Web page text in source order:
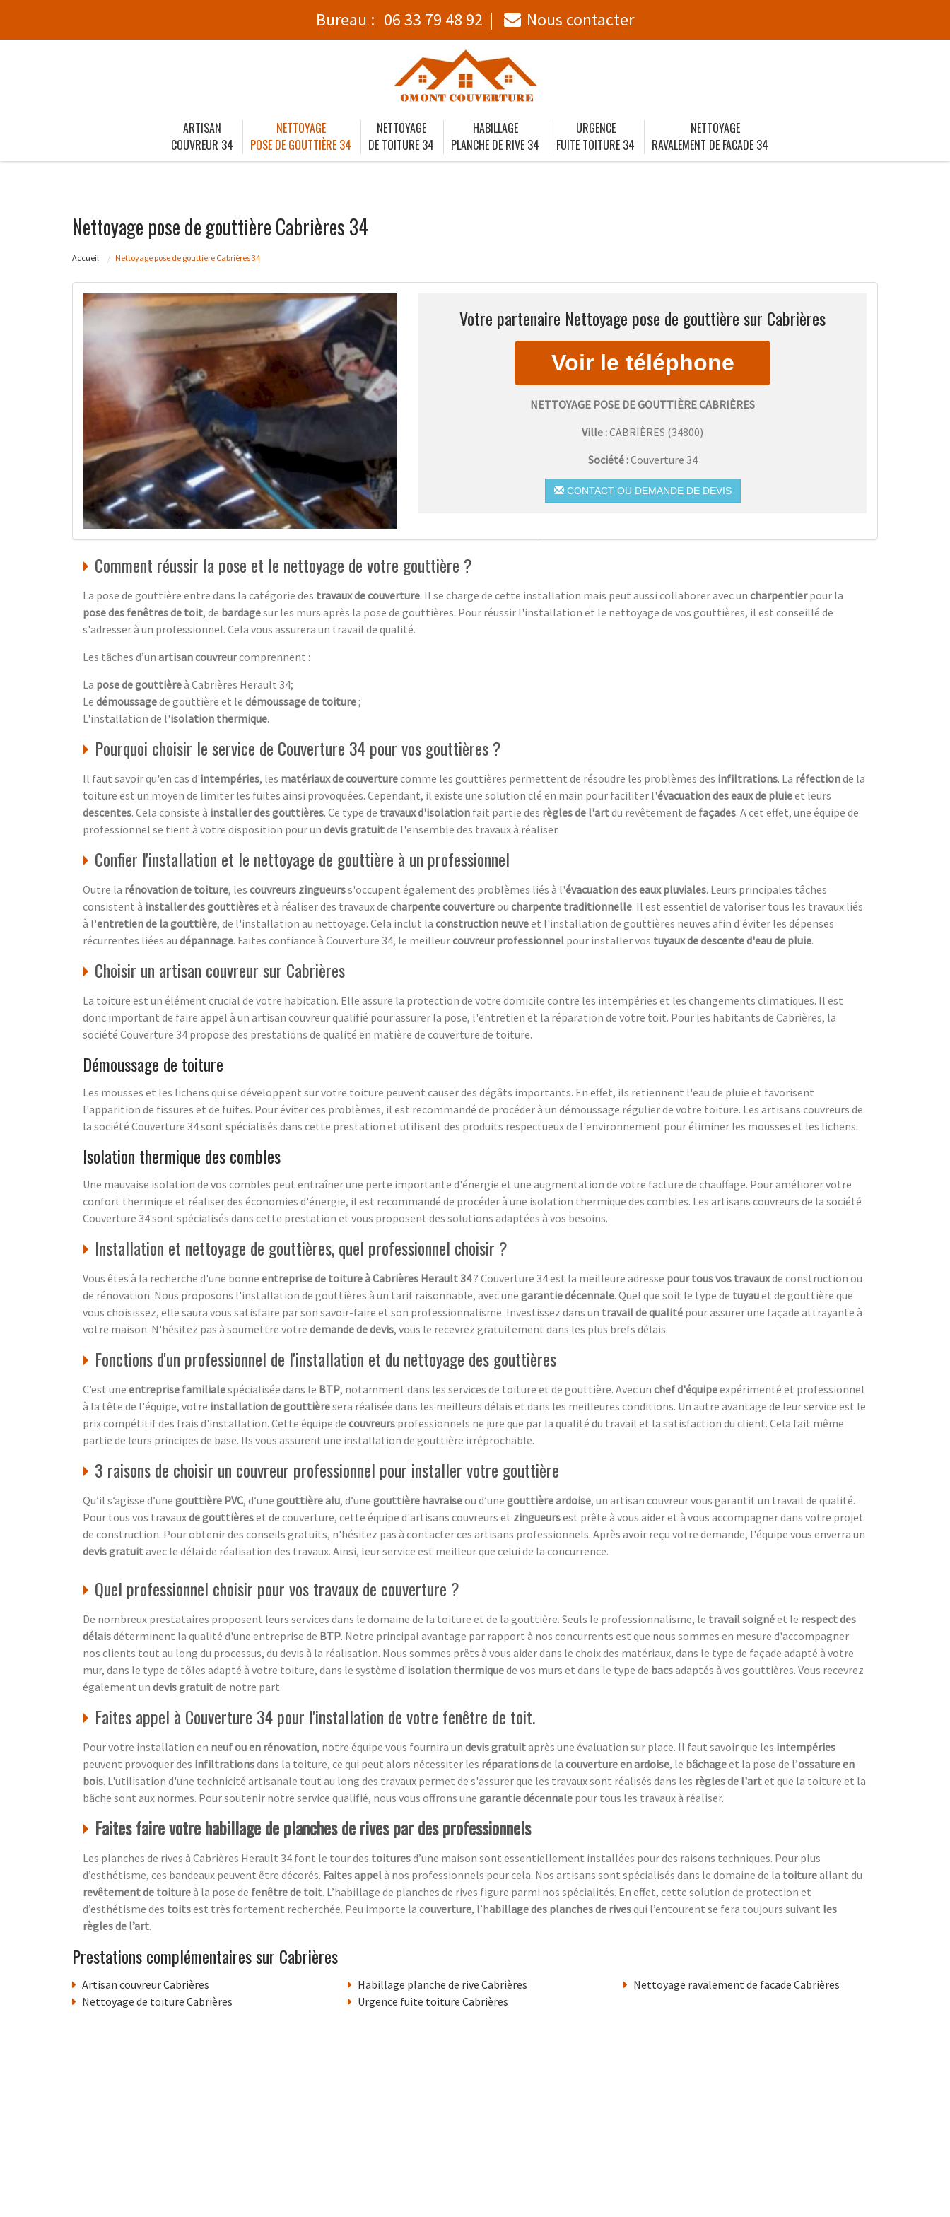
Bureau : 06 33 79 48 92 Nous contacter
ARTISAN
COUVREUR 34
NETTOYAGE
POSE DE GOUTTIÈRE 34
NETTOYAGE
DE TOITURE 34
HABILLAGE
PLANCHE DE RIVE 34
URGENCE
FUITE TOITURE 34
NETTOYAGE
RAVALEMENT DE FACADE 34
Nettoyage pose de gouttière Cabrières 34
Accueil Nettoyage pose de gouttière Cabrières 34
Votre partenaire Nettoyage pose de gouttière sur Cabrières
NETTOYAGE POSE DE GOUTTIÈRE CABRIÈRES
Ville :CABRIÈRES (34800)
Société :Couverture 34
CONTACT OU DEMANDE DE DEVIS
Comment réussir la pose et le nettoyage de votre gouttière ?
La pose de gouttière entre dans la catégorie des travaux de couverture. Il se charge de cette installation mais peut aussi collaborer avec un charpentierpour la
pose des fenêtres de toit, de bardagesur les murs après la pose de gouttières. Pour réussir l'installation et le nettoyage de vos gouttières, il est conseillé de
s'adresser à un professionnel. Cela vous assurera un travail de qualité.
Les tâches d’un artisan couvreurcomprennent :
La pose de gouttièreà Cabrières Herault 34;
Le démoussagede gouttière et le démoussage de toiture ;
L'installation de l'isolation thermique.
Pourquoi choisir le service de Couverture 34 pour vos gouttières ?
Il faut savoir qu'en cas d'intempéries, les matériaux de couverturecomme les gouttières permettent de résoudre les problèmes des infiltrations. La réfectionde la
toiture est un moyen de limiter les fuites ainsi provoquées. Cependant, il existe une solution clé en main pour faciliter l'évacuation des eaux de pluieet leurs
descentes. Cela consiste à installer des gouttières. Ce type de travaux d'isolation fait partie des règles de l'artdu revêtement de façades. A cet effet, une équipe de
professionnel se tient à votre disposition pour un devis gratuitde l'ensemble des travaux à réaliser.
Confier l'installation et le nettoyage de gouttière à un professionnel
Outre la rénovation de toiture, les couvreurs zingueurss'occupent également des problèmes liés à l'évacuation des eaux pluviales. Leurs principales tâches
consistent à installer des gouttièreset à réaliser des travaux de charpente couvertureou charpente traditionnelle. Il est essentiel de valoriser tous les travaux liés
à l'entretien de la gouttière, de l'installation au nettoyage. Cela inclut la construction neuveet l'installation de gouttières neuves afin d'éviter les dépenses
récurrentes liées au dépannage. Faites confiance à Couverture 34, le meilleurcouvreur professionnel pour installer vos tuyaux de descente d'eau de pluie.
Choisir un artisan couvreur sur Cabrières
La toiture est un élément crucial de votre habitation. Elle assure la protection de votre domicile contre les intempéries et les changements climatiques. Il est
donc important de faire appel à un artisan couvreur qualifié pour assurer la pose, l'entretien et la réparation de votre toit. Pour les habitants de Cabrières, la
société Couverture 34 propose des prestations de qualité en matière de couverture de toiture.
Démoussage de toiture
Les mousses et les lichens qui se développent sur votre toiture peuvent causer des dégâts importants. En effet, ils retiennent l'eau de pluie et favorisent
l'apparition de fissures et de fuites. Pour éviter ces problèmes, il est recommandé de procéder à un démoussage régulier de votre toiture. Les artisans couvreurs de
la société Couverture 34 sont spécialisés dans cette prestation et utilisent des produits respectueux de l'environnement pour éliminer les mousses et les lichens.
Isolation thermique des combles
Une mauvaise isolation de vos combles peut entraîner une perte importante d'énergie et une augmentation de votre facture de chauffage. Pour améliorer votre
confort thermique et réaliser des économies d'énergie, il est recommandé de procéder à une isolation thermique des combles. Les artisans couvreurs de la société
Couverture 34 sont spécialisés dans cette prestation et vous proposent des solutions adaptées à vos besoins.
Installation et nettoyage de gouttières, quel professionnel choisir ?
Vous êtes à la recherche d'une bonne entreprise de toiture à Cabrières Herault 34? Couverture 34 est la meilleure adresse pour tous vos travauxde construction ou
de rénovation. Nous proposons l'installation de gouttières à un tarif raisonnable, avec une garantie décennale. Quel que soit le type de tuyauet de gouttière que
vous choisissez, elle saura vous satisfaire par son savoir-faire et son professionnalisme. Investissez dans un travail de qualité pour assurer une façade attrayante à
votre maison. N'hésitez pas à soumettre votre demande de devis, vous le recevrez gratuitement dans les plus brefs délais.
Fonctions d'un professionnel de l'installation et du nettoyage des gouttières
C’est une entreprise familialespécialisée dans le BTP, notamment dans les services de toiture et de gouttière. Avec un chef d'équipeexpérimenté et professionnel
à la tête de l'équipe, votre installation de gouttièresera réalisée dans les meilleurs délais et dans les meilleures conditions. Un autre avantage de leur service est le
prix compétitif des frais d'installation. Cette équipe de couvreurs professionnels ne jure que par la qualité du travail et la satisfaction du client. Cela fait même
partie de leurs principes de base. Ils vous assurent une installation de gouttière irréprochable.
3 raisons de choisir un couvreur professionnel pour installer votre gouttière
Qu’il s’agisse d’une gouttière PVC, d’une gouttière alu, d’une gouttière havraiseou d’une gouttière ardoise, un artisan couvreur vous garantit un travail de qualité.
Pour tous vos travauxde gouttièreset de couverture, cette équipe d'artisans couvreurs et zingueursest prête à vous aider et à vous accompagner dans votre projet
de construction. Pour obtenir des conseils gratuits, n'hésitez pas à contacter ces artisans professionnels. Après avoir reçu votre demande, l'équipe vous enverra un
devis gratuitavec le délai de réalisation des travaux. Ainsi, leur service est meilleur que celui de la concurrence.
Quel professionnel choisir pour vos travaux de couverture ?
De nombreux prestataires proposent leurs services dans le domaine de la toiture et de la gouttière. Seuls le professionnalisme, le travail soignéet le respect des
délaisdéterminent la qualité d'une entreprise de BTP. Notre principal avantage par rapport à nos concurrents est que nous sommes en mesure d'accompagner
nos clients tout au long du processus, du devis à la réalisation. Nous sommes prêts à vous aider dans le choix des matériaux, dans le type de façade adapté à votre
mur, dans le type de tôles adapté à votre toiture, dans le système d'isolation thermiquede vos murs et dans le type de bacsadaptés à vos gouttières. Vous recevrez
également un devis gratuitde notre part.
Faites appel à Couverture 34 pour l'installation de votre fenêtre de toit.
Pour votre installation en neuf ou en rénovation, notre équipe vous fournira un devis gratuitaprès une évaluation sur place. Il faut savoir que les intempéries
peuvent provoquer des infiltrationsdans la toiture, ce qui peut alors nécessiter les réparationsde la couverture en ardoise, le bâchageet la pose de l’ossature en
bois. L'utilisation d'une technicité artisanale tout au long des travaux permet de s'assurer que les travaux sont réalisés dans les règles de l'artet que la toiture et la
bâche sont aux normes. Pour soutenir notre service qualifié, nous vous offrons une garantie décennale pour tous les travaux à réaliser.
Faites faire votre habillage de planches de rives par des professionnels
Les planches de rives à Cabrières Herault 34 font le tour des toituresd’une maison sont essentiellement installées pour des raisons techniques. Pour plus
d’esthétisme, ces bandeaux peuvent être décorés. Faites appelà nos professionnels pour cela. Nos artisans sont spécialisés dans le domaine de la toitureallant du
revêtement de toitureà la pose de fenêtre de toit. L’habillage de planches de rives figure parmi nos spécialités. En effet, cette solution de protection et
d’esthétisme des toitsest très fortement recherchée. Peu importe la couverture, l’habillage des planches de rivesqui l’entourent se fera toujours suivant les
règles de l’art.
Prestations complémentaires sur Cabrières
Artisan couvreur Cabrières
Nettoyage de toiture Cabrières
Habillage planche de rive Cabrières
Urgence fuite toiture Cabrières
Nettoyage ravalement de facade Cabrières